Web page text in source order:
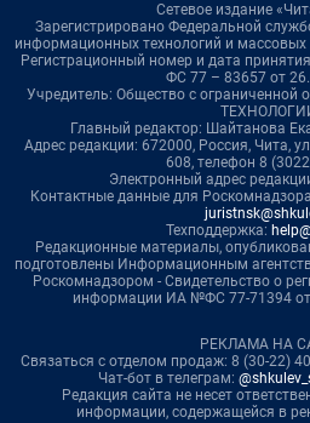
Сетевое издание
Зарегистрировано Федеральной
информационных технологий и
Регистрационный номер и дата
ФС 77 – 83657 от
Учредитель: Общество с ограниченной
Главный редактор: Шайтанова
Адрес редакции: 672000, Россия, Чита,
608, телефон 8
Электронный адрес
Контактные данные для
Техподдержка:
Редакционные материалы,
подготовлены Информационным
Роскомнадзором - Свидетельство о
информации ИА №ФС 77-71394 от
РЕКЛАМА НА
Связаться с отделом продаж: 8 (30-22)
Чат-бот в телеграм:
Редакция сайта не несет
информации, содержащейся в